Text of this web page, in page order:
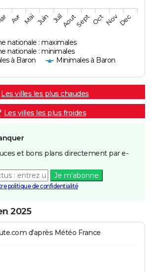
nationale : maximales
nationale : minimales
à Baron
Minimales à Baron
Avr Mai Juin JuilAoutSept OctNovDec
Les villes les plus chaudes
Les villes les plus froides
et bons plans directement par e-
Je m'abonne
politique de confidentialité
2025
d'après Météo France